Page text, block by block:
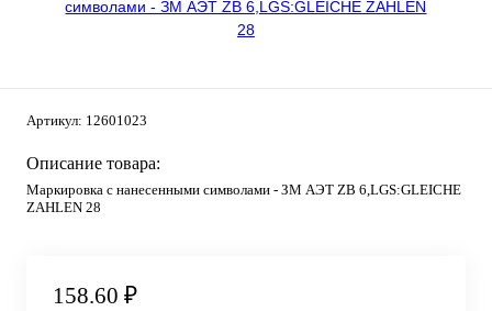
Артикул: 12601023
Описание товара:
Маркировка с нанесенными символами - ЗМ АЭТ ZB 6,LGS:GLEICHE
ZAHLEN 28
158.60 ₽